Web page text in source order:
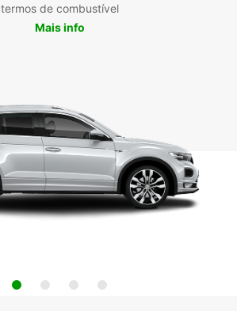
termos de combustível
Mais info